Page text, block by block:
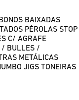
BAIXADAS
PÉROLAS STOP
C/ AGRAFE
/ BULLES /
METÁLICAS
JIGS TONEIRAS